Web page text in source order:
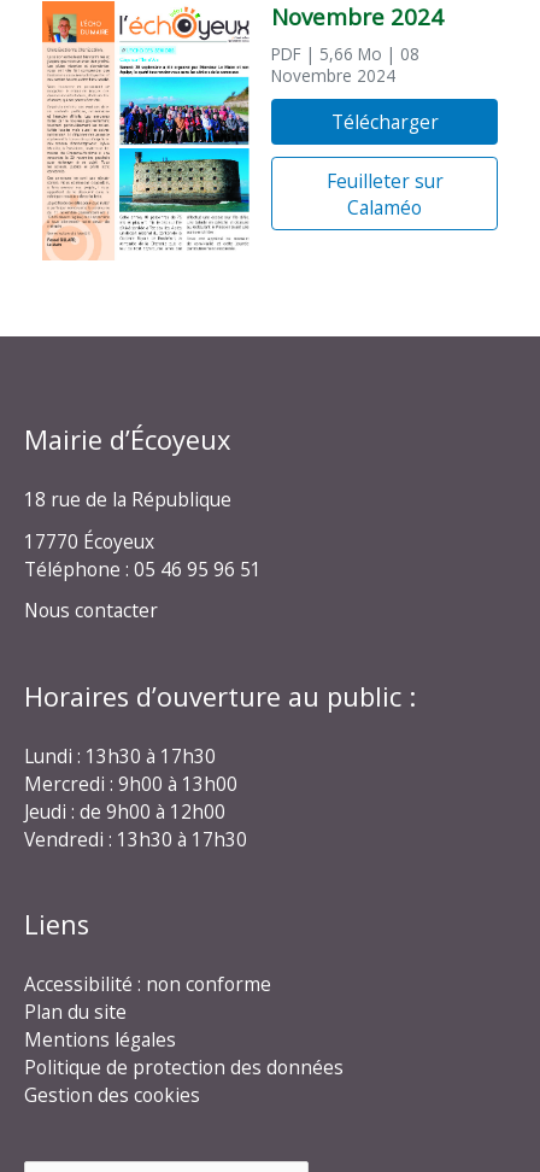
Novembre 2024
PDF | 5,66 Mo | 08
Novembre 2024
Télécharger
Feuilleter sur
Calaméo
Mairie d’Écoyeux
18 rue de la République
17770 Écoyeux
Téléphone : 05 46 95 96 51
Nous contacter
Horaires d’ouverture au public :
Lundi : 13h30 à 17h30
Mercredi : 9h00 à 13h00
Jeudi : de 9h00 à 12h00
Vendredi : 13h30 à 17h30
Liens
Accessibilité : non conforme
Plan du site
Mentions légales
Politique de protection des données
Gestion des cookies